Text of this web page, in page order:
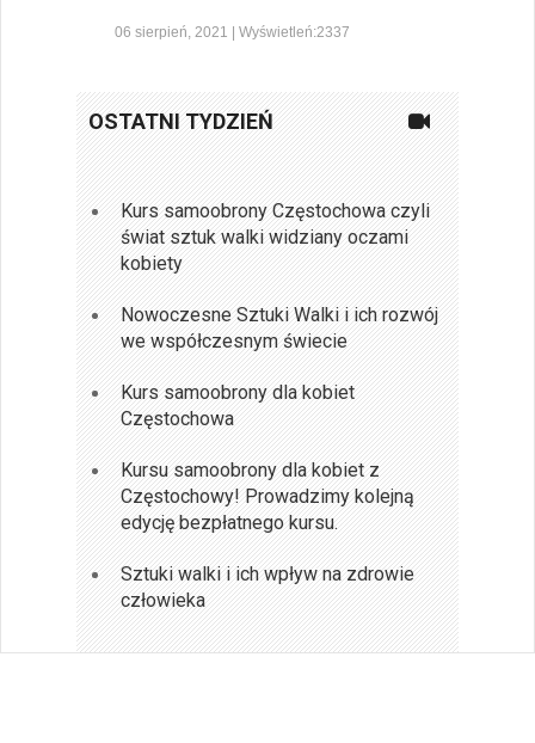
06 sierpień, 2021 | Wyświetleń:2337
OSTATNI TYDZIEŃ
Kurs samoobrony Częstochowa czyli
świat sztuk walki widziany oczami
kobiety
Nowoczesne Sztuki Walki i ich rozwój
we współczesnym świecie
Kurs samoobrony dla kobiet
Częstochowa
Kursu samoobrony dla kobiet z
Częstochowy! Prowadzimy kolejną
edycję bezpłatnego kursu.
Sztuki walki i ich wpływ na zdrowie
człowieka